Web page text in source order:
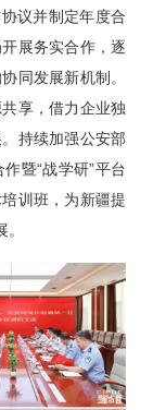
议并制定年度合
展务实合作，逐
同发展新机制。
享，借力企业独
持续加强公安部
暨“战学研”平台
训班，为新疆提